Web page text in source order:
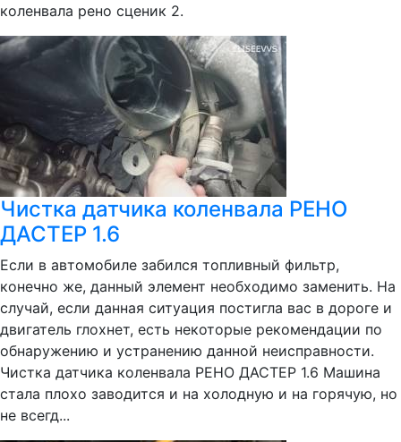
коленвала рено сценик 2.
Чистка датчика коленвала РЕНО
ДАСТЕР 1.6
Если в автомобиле забился топливный фильтр,
конечно же, данный элемент необходимо заменить. На
случай, если данная ситуация постигла вас в дороге и
двигатель глохнет, есть некоторые рекомендации по
обнаружению и устранению данной неисправности.
Чистка датчика коленвала РЕНО ДАСТЕР 1.6 Машина
стала плохо заводится и на холодную и на горячую, но
не всегд...